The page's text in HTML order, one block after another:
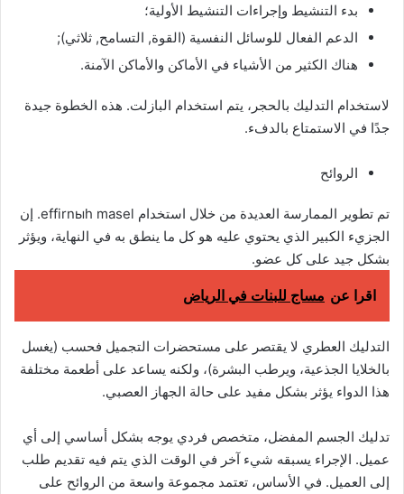
بدء التنشيط وإجراءات التنشيط الأولية؛
الدعم الفعال للوسائل النفسية (القوة, التسامح, ثلاثي);
هناك الكثير من الأشياء في الأماكن والأماكن الآمنة.
لاستخدام التدليك بالحجر، يتم استخدام البازلت. هذه الخطوة جيدة
جدًا في الاستمتاع بالدفء.
الروائح
تم تطوير الممارسة العديدة من خلال استخدام effirnыh masel. إن
الجزيء الكبير الذي يحتوي عليه هو كل ما ينطق به في النهاية، ويؤثر
بشكل جيد على كل عضو.
اقرا عن مساج للبنات في الرياض
التدليك العطري لا يقتصر على مستحضرات التجميل فحسب (يغسل
بالخلايا الجذعية، ويرطب البشرة)، ولكنه يساعد على أطعمة مختلفة
هذا الدواء يؤثر بشكل مفيد على حالة الجهاز العصبي.
تدليك الجسم المفضل، متخصص فردي يوجه بشكل أساسي إلى أي
عميل. الإجراء يسبقه شيء آخر في الوقت الذي يتم فيه تقديم طلب
إلى العميل. في الأساس، تعتمد مجموعة واسعة من الروائح على